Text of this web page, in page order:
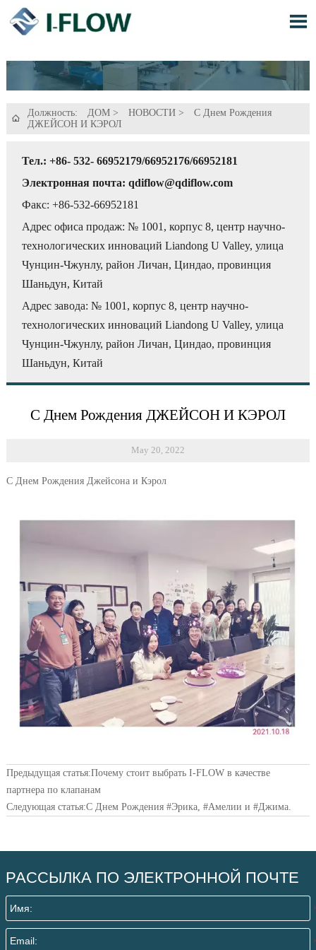


Должность: ДОМ> НОВОСТИ>
С Днем Рождения
ДЖЕЙСОН И КЭРОЛ
Тел.: +86- 532- 66952179/66952176/66952181
Электронная почта: qdiflow@qdiflow.com
Факс: +86-532-66952181
Адрес офиса продаж: № 1001, корпус 8, центр научно-
технологических инноваций Liandong U Valley, улица
Чунцин-Чжунлу, район Личан, Циндао, провинция
Шаньдун, Китай
Адрес завода: № 1001, корпус 8, центр научно-
технологических инноваций Liandong U Valley, улица
Чунцин-Чжунлу, район Личан, Циндао, провинция
Шаньдун, Китай
С Днем Рождения ДЖЕЙСОН И КЭРОЛ
May 20, 2022
С Днем Рождения Джейсона и Кэрол
Предыдущая статья:Почему стоит выбрать I-FLOW в качестве
партнера по клапанам
Следующая статья:С Днем Рождения #Эрика, #Амелии и #Джима.
РАССЫЛКА ПО ЭЛЕКТРОННОЙ ПОЧТЕ